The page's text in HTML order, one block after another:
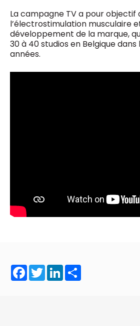
La campagne TV a pour
l’électrostimulation musculaire
développement de la marque,
30 à 40 studios en Belgique
années.
Facebook
TwitterLinkedIn